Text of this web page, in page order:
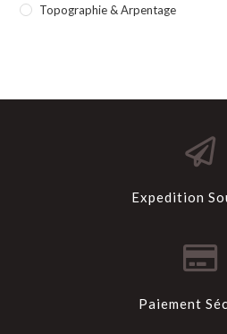
Topographie & Arpentage
Expedition
Paiement